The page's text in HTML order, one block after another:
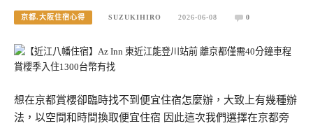
京都.大阪住宿心得 SUZUKIHIRO 2026-06-08 0
想在京都賞櫻卻臨時找不到便宜住宿怎麼辦，大致上有幾種辦
法，以空間和時間換取便宜住宿 因此這次我們選擇在京都旁